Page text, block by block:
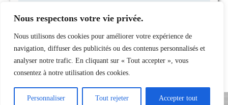
Nous respectons votre vie privée.
Nous utilisons des cookies pour améliorer votre expérience de
navigation, diffuser des publicités ou des contenus personnalisés et
analyser notre trafic. En cliquant sur « Tout accepter », vous
consentez à notre utilisation des cookies.
Personnaliser Tout rejeter Accepter tout